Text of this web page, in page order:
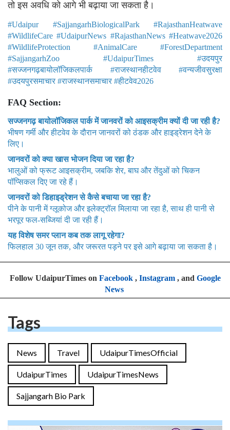
तो इस अवधि को आगे भी बढ़ाया जा सकता है।
#Udaipur #SajjangarhBiologicalPark #RajasthanHeatwave
#WildlifeCare #UdaipurNews #RajasthanNews #Heatwave2026
#WildlifeProtection #AnimalCare #ForestDepartment
#SajjangarhZoo #UdaipurTimes #उदयपुर
#सज्जनगढ़बायोलॉजिकलपार्क #राजस्थानहीटवेव #वन्यजीवसुरक्षा
#उदयपुरसमाचार #राजस्थानसमाचार #हीटवेव2026
FAQ Section:
सज्जनगढ़ बायोलॉजिकल पार्क में जानवरों को आइसक्रीम क्यों दी जा रही है?
भीषण गर्मी और हीटवेव के दौरान जानवरों को ठंडक और हाइड्रेशन देने के
लिए।
जानवरों को क्या खास भोजन दिया जा रहा है?
भालुओं को फ्रूट आइसक्रीम, जबकि शेर, बाघ और तेंदुओं को चिकन
पॉप्सिकल दिए जा रहे हैं।
जानवरों को डिहाइड्रेशन से कैसे बचाया जा रहा है?
पीने के पानी में ग्लूकोज और इलेक्ट्रॉल मिलाया जा रहा है, साथ ही पानी से
भरपूर फल-सब्जियां दी जा रही हैं।
यह विशेष समर प्लान कब तक लागू रहेगा?
फिलहाल 30 जून तक, और जरूरत पड़ने पर इसे आगे बढ़ाया जा सकता है।
Follow UdaipurTimes on Facebook, Instagram, and Google
News
Tags
News Travel UdaipurTimesOfficial
UdaipurTimes UdaipurTimesNews
Sajjangarh Bio Park